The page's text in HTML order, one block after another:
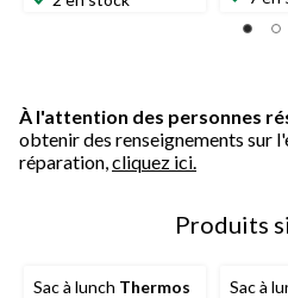
À l'attention des personnes
obtenir des renseignements sur
réparation, cliquez ici.
Produits
Sac à lunch Thermos
Sac à